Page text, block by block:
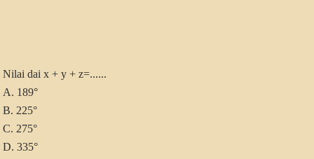
Nilai dai x + y + z=......
A. 189°
B. 225°
C. 275°
D. 335°